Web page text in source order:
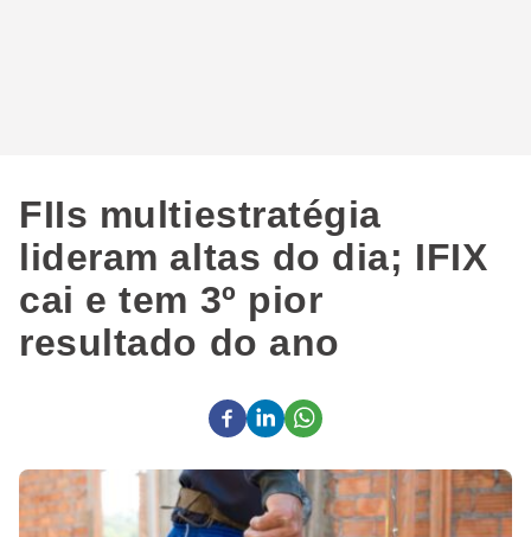
FIIs multiestratégia
lideram altas do dia; IFIX
cai e tem 3º pior
resultado do ano